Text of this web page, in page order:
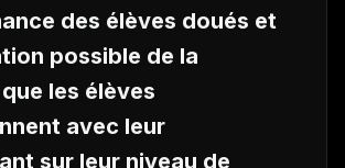
des élèves doués et
possible de la
les élèves
avec leur
sur leur niveau de